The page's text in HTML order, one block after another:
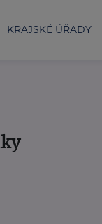
KRAJSKÉ ÚŘADY